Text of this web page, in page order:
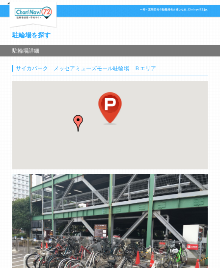
駐輪場を探す
駐輪場詳細
サイカパーク メッセアミューズモール駐輪場 Ｂエリア